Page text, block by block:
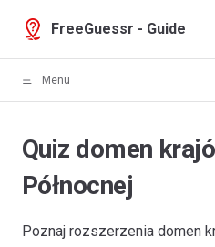
Skip to content
FreeGuessr - Guide
Menu
Quiz domen
Północnej
Poznaj rozszerzenia domen